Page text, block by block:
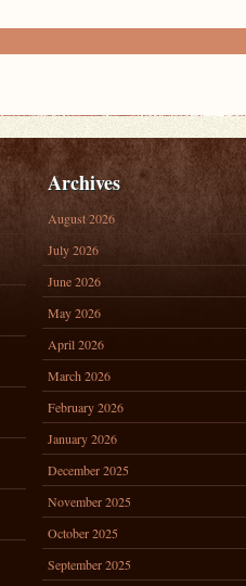
Archives
August 2026
July 2026
June 2026
May 2026
April 2026
March 2026
February 2026
January 2026
December 2025
November 2025
October 2025
September 2025